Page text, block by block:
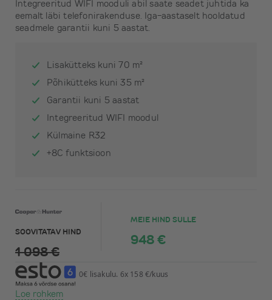
Integreeritud WIFI mooduli abil saate seadet juhtida ka
eemalt läbi telefonirakenduse. Iga-aastaselt hooldatud
seadmele garantii kuni 5 aastat.
Lisakütteks kuni 70 m²
Põhikütteks kuni 35 m²
Garantii kuni 5 aastat
Integreeritud WIFI moodul
Külmaine R32
+8C funktsioon
SOOVITATAV HIND
1 098 €
MEIE HIND SULLE
948 €
0€ lisakulu. 6x 158 €/kuus
Loe rohkem